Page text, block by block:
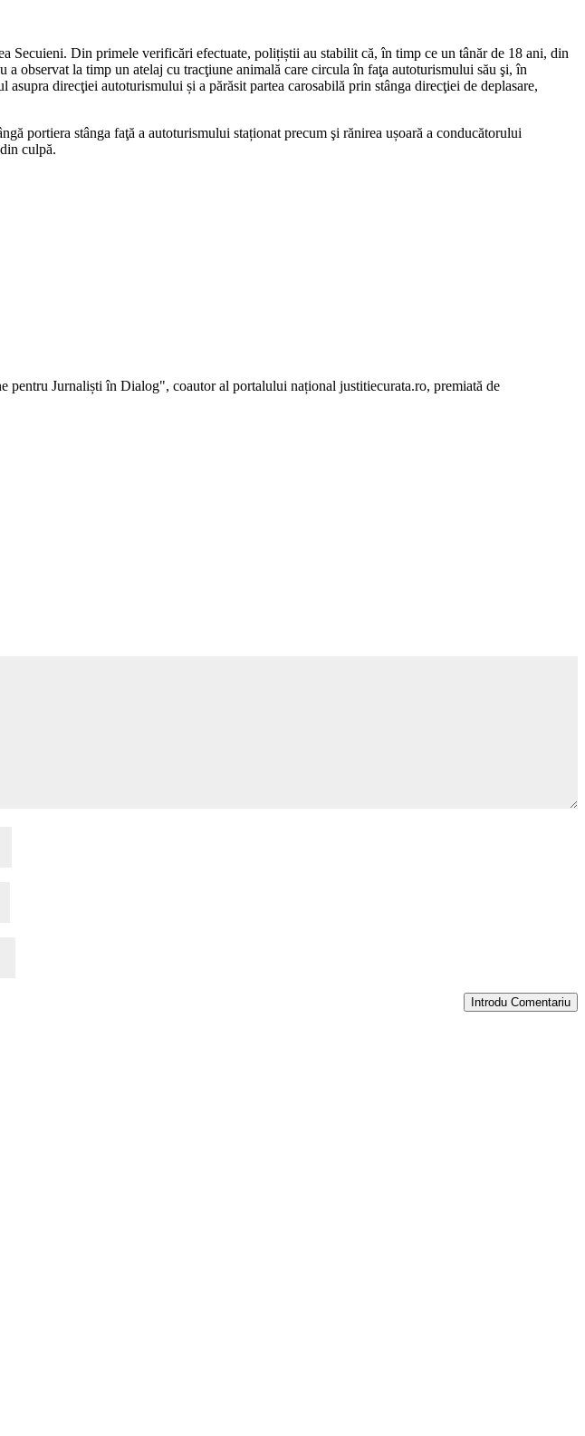
Secuieni. Din primele verificări efectuate, polițiștii au stabilit că, în timp ce un tânăr de 18 ani, din
observat la timp un atelaj cu tracţiune animală care circula în faţa autoturismului său şi, în
direcţiei autoturismului și a părăsit partea carosabilă prin stânga direcţiei de deplasare,
portiera stânga faţă a autoturismului staționat precum şi rănirea ușoară a conducătorului
culpă.
pentru Jurnaliști în Dialog", coautor al portalului național justitiecurata.ro, premiată de
Introdu Comentariu